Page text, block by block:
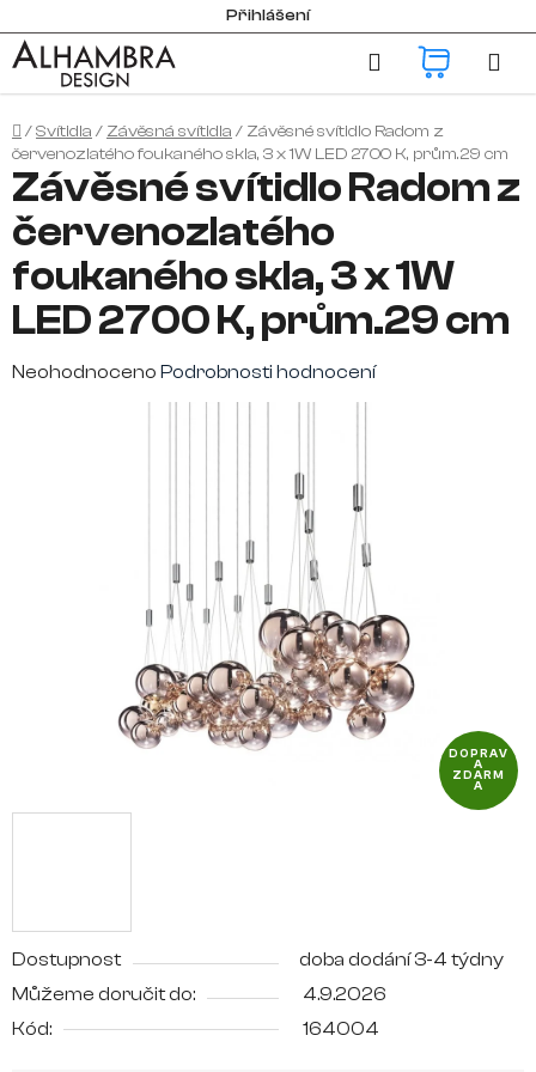
na
obsah
Přihlášení
Hledat
Domů
/Svítidla / Závěsná svítidla / Závěsné svítidlo Radom z
červenozlatého foukaného skla, 3 x 1W LED 2700 K, prům.29 cm
Dostupnost
doba dodání 3-4 týdny
Můžeme doručit do:
4.9.2026
Kód:
164004
Závěsné svítidlo Radom z
červenozlatého
foukaného skla, 3 x 1W
LED 2700 K, prům.29 cm
Průměrné
Neohodnoceno Podrobnosti hodnocení
DOPRAV
A
ZDARM
A